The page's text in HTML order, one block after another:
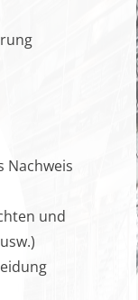
Nachweis
und